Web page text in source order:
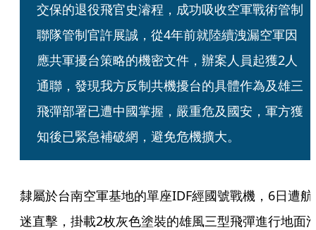
交保的退役飛官史濬程，成功吸收空軍戰術管制
聯隊管制官許展誠，從4年前就陸續洩漏空軍因
應共軍擾台策略的機密文件，辦案人員起獲2人
通聯，發現我方反制共機擾台的具體作為及雄三
飛彈部署已遭中國掌握，嚴重危及國安，軍方獲
知後已緊急補破網，避免危機擴大。
隸屬於台南空軍基地的單座IDF經國號戰機，6日遭航
迷直擊，掛載2枚灰色塗裝的雄風三型飛彈進行地面